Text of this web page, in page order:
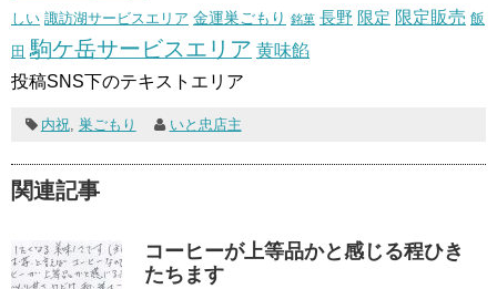
しい 諏訪湖サービスエリア 金運巣ごもり 銘菓 長野 限定 限定販売 飯
田 駒ケ岳サービスエリア 黄味餡
投稿SNS下のテキストエリア
内祝, 巣ごもり いと忠店主
関連記事
コーヒーが上等品かと感じる程ひき
たちます